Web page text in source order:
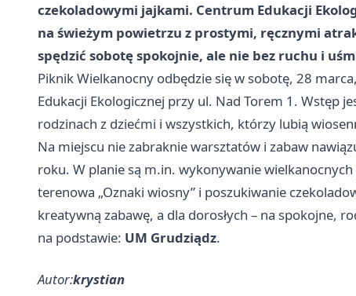
czekoladowymi jajkami. Centrum Edukacji
na świeżym powietrzu z prostymi, ręcznymi
spędzić sobotę spokojnie, ale nie bez ruchu i
Piknik Wielkanocny odbędzie się w sobotę, 28
Edukacji Ekologicznej przy ul. Nad Torem 1. Wstęp
rodzinach z dziećmi i wszystkich, którzy lubią
Na miejscu nie zabraknie warsztatów i zabaw
roku. W planie są m.in. wykonywanie
terenowa „Oznaki wiosny” i poszukiwanie
kreatywną zabawę, a dla dorosłych – na spokojne,
na podstawie: UM Grudziądz.
Autor:krystian